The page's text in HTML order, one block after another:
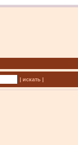
| искать |